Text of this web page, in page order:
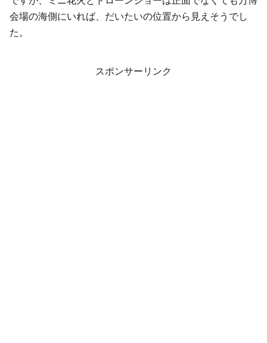
会場の海側にいれば、だいたいの位置から見えそうでし
た。
スポンサーリンク